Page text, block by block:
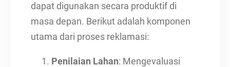
dapat digunakan secara produktif di
masa depan. Berikut adalah komponen
utama dari proses reklamasi:
Penilaian Lahan: Mengevaluasi